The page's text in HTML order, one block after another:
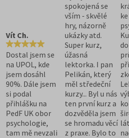
Vít Ch.
Dostal jsem se
na UPOL, kde
jsem dosáhl
90%. Dále jsem
si podal
přihlášku na
PedF UK obor
psychologie,
tam mě nevzali
spokojená se
vším - skvělé
hry, názorně
ukázky atd.
Super kurz,
úžasná
lektorka. I pan
Pelikán, který
měl středeční
kurzy... Byl u nás
ten první kurz a
dozvěděla jsem
se hromadu věcí
z praxe. Bylo to